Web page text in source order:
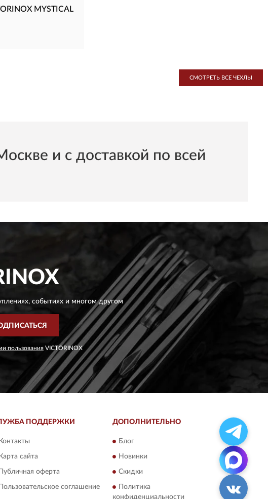
MYSTICAL
СМОТРЕТЬ ВСЕ ЧЕХЛЫ
и с доставкой по всей
событиях и многом другом
пользования VICTORINOX
ПОДДЕРЖКИ
Контакты
Карта сайта
Публичная оферта
Пользовательское соглашение
ДОПОЛНИТЕЛЬНО
Блог
Новинки
Скидки
Политика
конфиденциальности